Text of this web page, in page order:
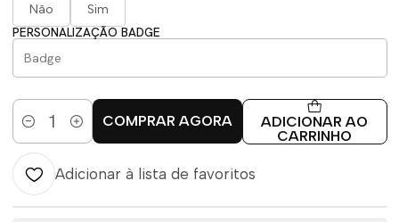
Não
Sim
PERSONALIZAÇÃO BADGE
Quantidade
ADICIONAR AO
CARRINHO
COMPRAR AGORA
Adicionar à lista de favoritos